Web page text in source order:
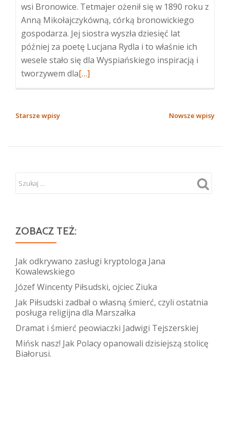
wsi Bronowice. Tetmajer ożenił się w 1890 roku z
Anną Mikołajczykówną, córką bronowickiego
gospodarza. Jej siostra wyszła dziesięć lat
później za poetę Lucjana Rydla i to właśnie ich
wesele stało się dla Wyspiańskiego inspiracją i
tworzywem dlaWięcej
[…]
NAWIGACJA
Starsze wpisy Nowsze wpisy
ZOBACZ TEŻ:
Jak odkrywano zasługi kryptologa Jana
Kowalewskiego
Józef Wincenty Piłsudski, ojciec Ziuka
Jak Piłsudski zadbał o własną śmierć, czyli ostatnia
posługa religijna dla Marszałka
Dramat i śmierć peowiaczki Jadwigi Tejszerskiej
Mińsk nasz! Jak Polacy opanowali dzisiejszą stolicę
Białorusi.